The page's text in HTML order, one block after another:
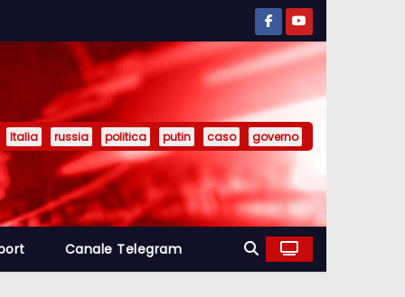
Italia russia politica putin caso governo
Canale Telegram